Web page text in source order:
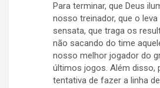
Para terminar, que Deus
nosso treinador, que o
sensata, que traga os
não sacando do time
nosso melhor jogador do
últimos jogos. Além disso,
tentativa de fazer a linha